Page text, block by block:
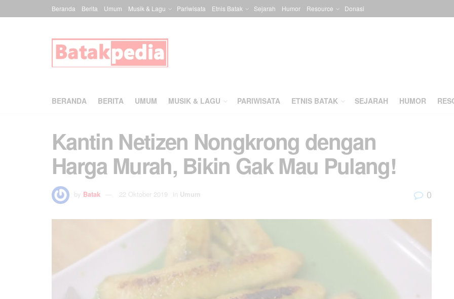
Beranda Berita Umum Musik & Lagu Pariwisata Etnis Batak Sejarah Humor Resource Donasi
BERANDA BERITA UMUM MUSIK & LAGU PARIWISATA ETNIS BATAK SEJARAH HUMOR
Kantin Netizen Nongkrong dengan
Harga Murah, Bikin Gak Mau Pulang!
by Batak 22 Oktober 2019 in Umum 0